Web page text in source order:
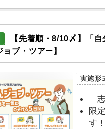
【先着順・8/10〆】「
ョブ・ツアー】
実施形
「
限
す！